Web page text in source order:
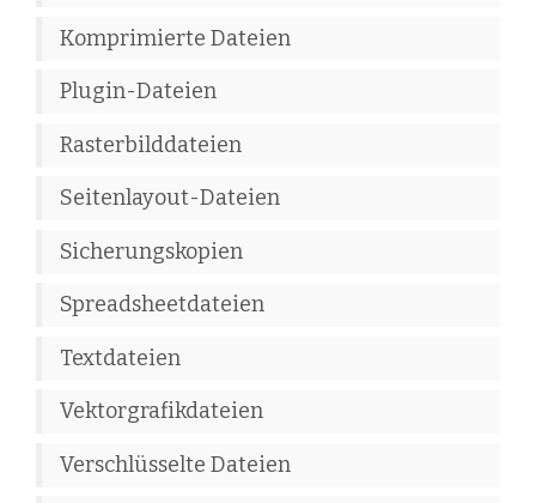
Komprimierte Dateien
Plugin-Dateien
Rasterbilddateien
Seitenlayout-Dateien
Sicherungskopien
Spreadsheetdateien
Textdateien
Vektorgrafikdateien
Verschlüsselte Dateien